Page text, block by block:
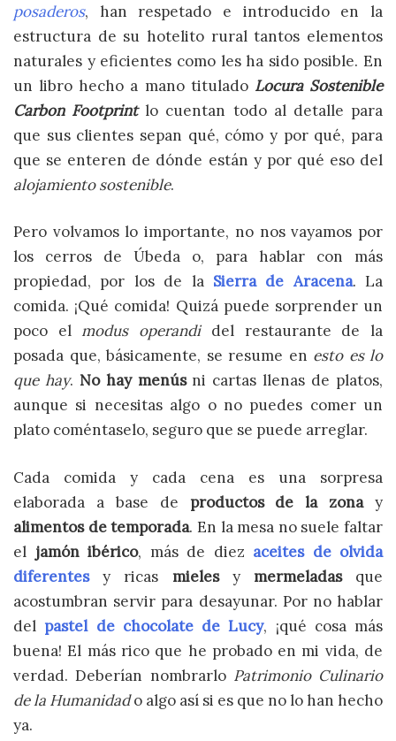
posaderos, han respetado e introducido en la
estructura de su hotelito rural tantos elementos
naturales y eficientes como les ha sido posible. En
un libro hecho a mano titulado Locura Sostenible
Carbon Footprintlo cuentan todo al detalle para
que sus clientes sepan qué, cómo y por qué, para
que se enteren de dónde están y por qué eso del
alojamiento sostenible.
Pero volvamos lo importante, no nos vayamos por
los cerros de Úbeda o, para hablar con más
propiedad, por los de la Sierra de Aracena. La
comida. ¡Qué comida! Quizá puede sorprender un
poco el modus operandidel restaurante de la
posada que, básicamente, se resume en esto es lo
que hay. No hay menúsni cartas llenas de platos,
aunque si necesitas algo o no puedes comer un
plato coméntaselo, seguro que se puede arreglar.
Cada comida
y cada cena es una sorpresa
elaborada a base de productos de la zona y
alimentos de temporada. En la mesa no suele faltar
el jamón ibérico, más de diez aceites de olvida
diferentesy ricas mielesy mermeladasque
acostumbran servir para desayunar. Por no hablar
del pastel de chocolate de Lucy, ¡qué cosa más
buena! El más rico que he probado en mi vida, de
verdad. Deberían nombrarlo Patrimonio Culinario
de la Humanidado algo así si es que no lo han hecho
ya.